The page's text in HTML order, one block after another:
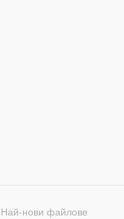
Най-нови файлове